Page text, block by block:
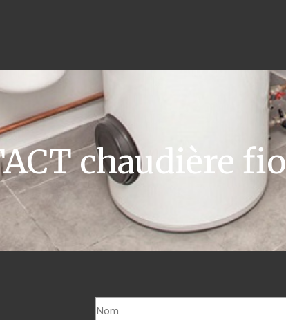
chaudière